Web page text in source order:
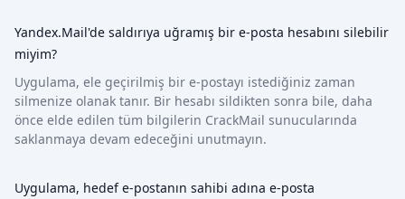
Yandex.Mail'de saldırıya uğramış bir e-posta hesabını silebilir
miyim?
Uygulama, ele geçirilmiş bir e-postayı istediğiniz zaman
silmenize olanak tanır. Bir hesabı sildikten sonra bile, daha
önce elde edilen tüm bilgilerin CrackMail sunucularında
saklanmaya devam edeceğini unutmayın.
Uygulama, hedef e-postanın sahibi adına e-posta